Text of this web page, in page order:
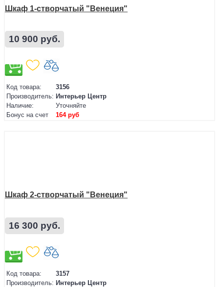
Шкаф 1-створчатый "Венеция"
10 900 руб.
Код товара:
3156
Производитель: Интерьер Центр
Наличие:
Уточняйте
Бонус на счет
164 руб
Шкаф 2-створчатый "Венеция"
16 300 руб.
Код товара:
3157
Производитель: Интерьер Центр